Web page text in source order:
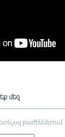
մեզ
բաժիններում